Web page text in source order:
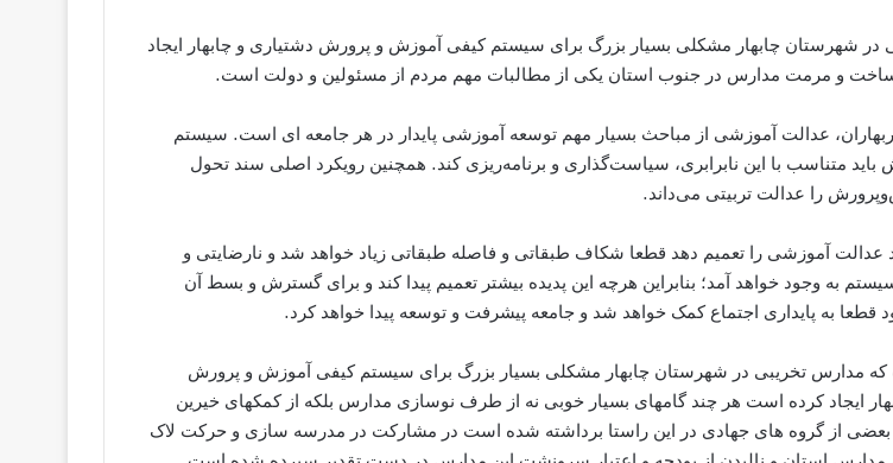
در شهرستان چابهار مشکلی بسیار بزرگ برای سیستم کیفی آموزش و پرورش دشتیاری و چابهار ایجاد
و مرمت مدارس در جنوب استان یکی از مطالبات مهم مردم از مسئولین و دولت است.
عدالت آموزشی از مباحث بسیار مهم توسعه آموزشی پایدار در هر جامعه ای است. سیستم
متناسب با این نابرابری، سیاست‌گذاری و برنامه‌ریزی کند. همچنین رویکرد اصلی سند تحول
را عدالت تربیتی می‌داند.
عدالت آموزشی را تعمیم دهد قطعا شکاف طبقاتی و فاصله طبقاتی زیاد خواهد شد و نارضایتی و
به ‌وجود خواهد آمد؛ بنابراین هرچه این پدیده بیشتر تعمیم پیدا کند و برای گسترش و بسط آن
قطعا به پایداری اجتماع کمک خواهد شد و جامعه پیشرفت و توسعه پیدا خواهد کرد.
که مدارس تخریبی در شهرستان چابهار مشکلی بسیار بزرگ برای سیستم کیفی آموزش و پرورش
ایجاد کرده است هر چند گامهای بسیار خوبی نه از طرف نوسازی مدارس بلکه از کمکهای خیرین
از گروه های جهادی در این راستا برداشته شده است در مشارکت در مدرسه سازی و حرکت لاک